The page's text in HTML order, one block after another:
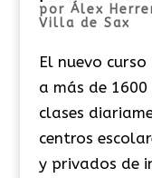
por Álex
Villa de Sax
El nuevo
a más de
clases
centros
y privados de